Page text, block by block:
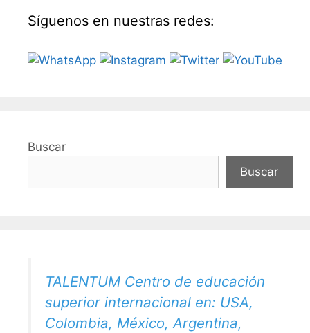
Síguenos en nuestras redes:
Buscar
Buscar
TALENTUM Centro de educación
superior internacional en: USA,
Colombia, México, Argentina,